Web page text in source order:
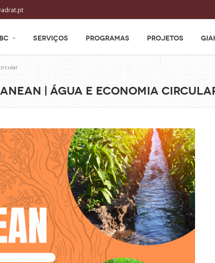
SERVIÇOS PROGRAMAS PROJETOS
| Água e economia